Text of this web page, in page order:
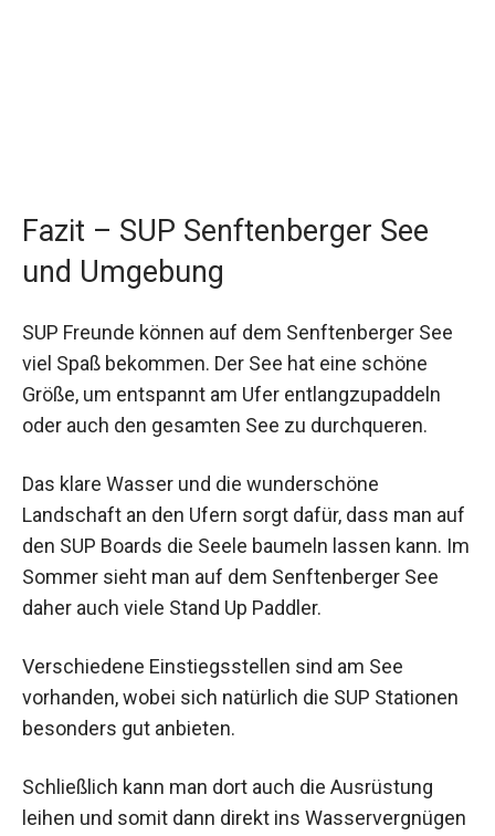
Fazit – SUP Senftenberger See
und Umgebung
SUP Freunde können auf dem Senftenberger See
viel Spaß bekommen. Der See hat eine schöne
Größe, um entspannt am Ufer entlangzupaddeln
oder auch den gesamten See zu durchqueren.
Das klare Wasser und die wunderschöne
Landschaft an den Ufern sorgt dafür, dass man auf
den SUP Boards die Seele baumeln lassen kann. Im
Sommer sieht man auf dem Senftenberger See
daher auch viele Stand Up Paddler.
Verschiedene Einstiegsstellen sind am See
vorhanden, wobei sich natürlich die SUP Stationen
besonders gut anbieten.
Schließlich kann man dort auch die Ausrüstung
leihen und somit dann direkt ins Wasservergnügen